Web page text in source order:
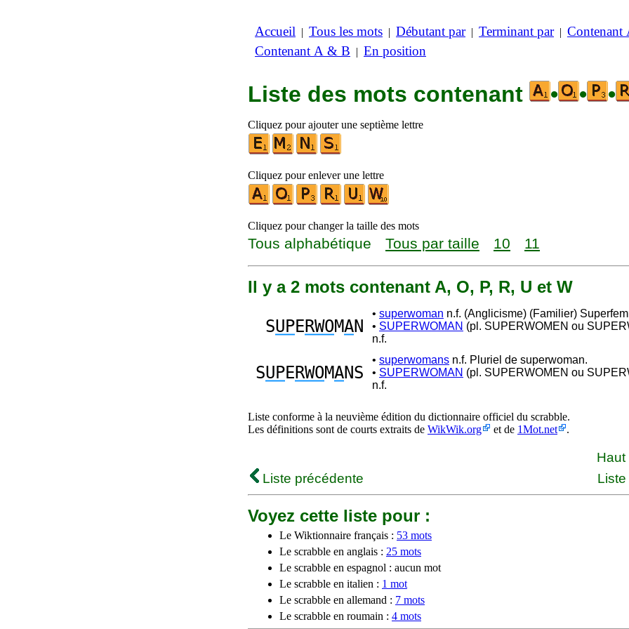
Accueil | Tous les mots | Débutant par| Terminant par| Contenant
Contenant A & B | En position
Liste des mots contenant • • •
Cliquez pour ajouter une septième lettre
Cliquez pour enlever une lettre
Cliquez pour changer la taille des mots
Tous alphabétique Tous par taille 10 11
Il y a 2 mots contenant A, O, P, R, U et W
SUPERWOMAN
• superwoman n.f. (Anglicisme) (Familier)
• SUPERWOMAN (pl. SUPERWOMEN ou
n.f.
SUPERWOMANS
• superwomans n.f. Pluriel de superwoman.
• SUPERWOMAN (pl. SUPERWOMEN ou
n.f.
Liste conforme à la neuvième édition du dictionnaire officiel du scrabble.
Les définitions sont de courts extraits de WikWik.org et de 1Mot.net .
Haut
Liste précédente
Voyez cette liste pour :
Le Wiktionnaire français : 53 mots
Le scrabble en anglais : 25 mots
Le scrabble en espagnol : aucun mot
Le scrabble en italien : 1 mot
Le scrabble en allemand : 7 mots
Le scrabble en roumain : 4 mots